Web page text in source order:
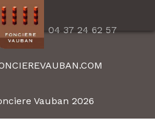
04 37 24 62 57
Vauban 2026